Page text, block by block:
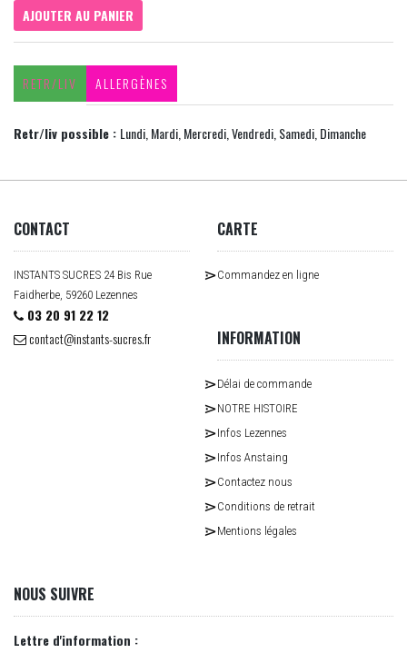
AJOUTER AU PANIER
RETR/LIV ALLERGÈNES
Retr/liv possible : Lundi, Mardi, Mercredi, Vendredi, Samedi, Dimanche
CONTACT
INSTANTS SUCRES 24 Bis Rue
Faidherbe, 59260 Lezennes
03 20 91 22 12
contact@instants-sucres.fr
CARTE
Commandez en ligne
INFORMATION
Délai de commande
NOTRE HISTOIRE
Infos Lezennes
Infos Anstaing
Contactez nous
Conditions de retrait
Mentions légales
NOUS SUIVRE
Lettre d'information :